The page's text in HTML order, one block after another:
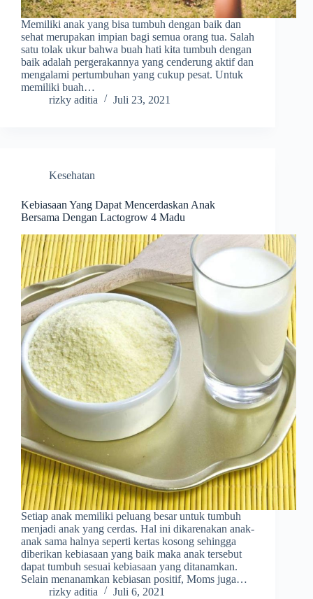
Memiliki anak yang bisa tumbuh dengan baik dan
sehat merupakan impian bagi semua orang tua. Salah
satu tolak ukur bahwa buah hati kita tumbuh dengan
baik adalah pergerakannya yang cenderung aktif dan
mengalami pertumbuhan yang cukup pesat. Untuk
memiliki buah…
rizky aditia
Juli 23, 2021
Kesehatan
Kebiasaan Yang Dapat Mencerdaskan Anak
Bersama Dengan Lactogrow 4 Madu
Setiap anak memiliki peluang besar untuk tumbuh
menjadi anak yang cerdas. Hal ini dikarenakan anak-
anak sama halnya seperti kertas kosong sehingga
diberikan kebiasaan yang baik maka anak tersebut
dapat tumbuh sesuai kebiasaan yang ditanamkan.
Selain menanamkan kebiasan positif, Moms juga…
rizky aditia
Juli 6, 2021